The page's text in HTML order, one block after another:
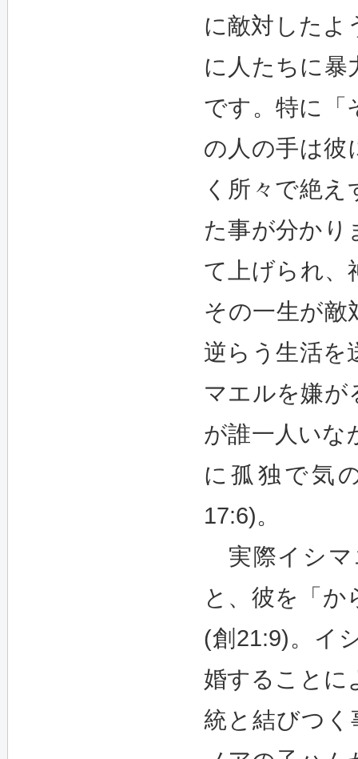
に敵対したよ
に人たちに暴
です。特に「
の人の手は彼
く所々で絶
た事が分かり
て上げられ、
その一生が敵
逆らう生活を
マエルを嫌が
が誰一人いな
に孤独で気
17:6)。
実際イシマ
と、彼を「
(創21:9)。イ
婚することに
統と結びつく